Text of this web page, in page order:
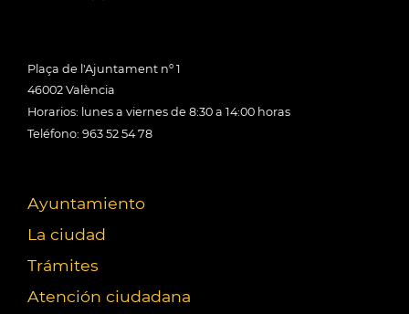
Plaça de l'Ajuntament nº 1
46002 València
Horarios: lunes a viernes de 8:30 a 14:00 horas
Teléfono: 963 52 54 78
Ayuntamiento
La ciudad
Trámites
Atención ciudadana